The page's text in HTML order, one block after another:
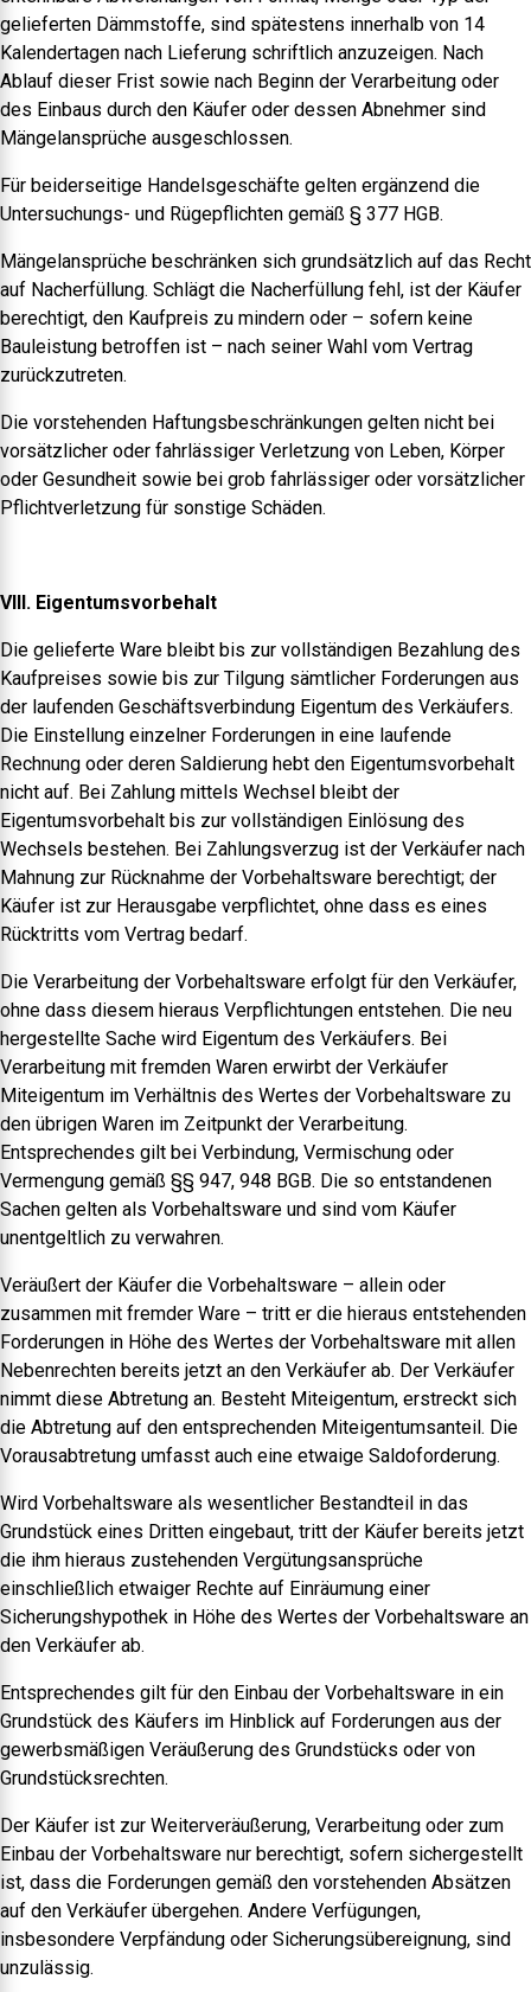
gelieferten Dämmstoffe, sind spätestens innerhalb von 14
Kalendertagen nach Lieferung schriftlich anzuzeigen. Nach
Ablauf dieser Frist sowie nach Beginn der Verarbeitung oder
des Einbaus durch den Käufer oder dessen Abnehmer sind
Mängelansprüche ausgeschlossen.
Für beiderseitige Handelsgeschäfte gelten ergänzend die
Untersuchungs- und Rügepflichten gemäß § 377 HGB.
Mängelansprüche beschränken sich grundsätzlich auf das Recht
auf Nacherfüllung. Schlägt die Nacherfüllung fehl, ist der Käufer
berechtigt, den Kaufpreis zu mindern oder – sofern keine
Bauleistung betroffen ist – nach seiner Wahl vom Vertrag
zurückzutreten.
Die vorstehenden Haftungsbeschränkungen gelten nicht bei
vorsätzlicher oder fahrlässiger Verletzung von Leben, Körper
oder Gesundheit sowie bei grob fahrlässiger oder vorsätzlicher
Pflichtverletzung für sonstige Schäden.
VIII. Eigentumsvorbehalt
Die gelieferte Ware bleibt bis zur vollständigen Bezahlung des
Kaufpreises sowie bis zur Tilgung sämtlicher Forderungen aus
der laufenden Geschäftsverbindung Eigentum des Verkäufers.
Die Einstellung einzelner Forderungen in eine laufende
Rechnung oder deren Saldierung hebt den Eigentumsvorbehalt
nicht auf. Bei Zahlung mittels Wechsel bleibt der
Eigentumsvorbehalt bis zur vollständigen Einlösung des
Wechsels bestehen. Bei Zahlungsverzug ist der Verkäufer nach
Mahnung zur Rücknahme der Vorbehaltsware berechtigt; der
Käufer ist zur Herausgabe verpflichtet, ohne dass es eines
Rücktritts vom Vertrag bedarf.
Die Verarbeitung der Vorbehaltsware erfolgt für den Verkäufer,
ohne dass diesem hieraus Verpflichtungen entstehen. Die neu
hergestellte Sache wird Eigentum des Verkäufers. Bei
Verarbeitung mit fremden Waren erwirbt der Verkäufer
Miteigentum im Verhältnis des Wertes der Vorbehaltsware zu
den übrigen Waren im Zeitpunkt der Verarbeitung.
Entsprechendes gilt bei Verbindung, Vermischung oder
Vermengung gemäß §§ 947, 948 BGB. Die so entstandenen
Sachen gelten als Vorbehaltsware und sind vom Käufer
unentgeltlich zu verwahren.
Veräußert der Käufer die Vorbehaltsware – allein oder
zusammen mit fremder Ware – tritt er die hieraus entstehenden
Forderungen in Höhe des Wertes der Vorbehaltsware mit allen
Nebenrechten bereits jetzt an den Verkäufer ab. Der Verkäufer
nimmt diese Abtretung an. Besteht Miteigentum, erstreckt sich
die Abtretung auf den entsprechenden Miteigentumsanteil. Die
Vorausabtretung umfasst auch eine etwaige Saldoforderung.
Wird Vorbehaltsware als wesentlicher Bestandteil in das
Grundstück eines Dritten eingebaut, tritt der Käufer bereits jetzt
die ihm hieraus zustehenden Vergütungsansprüche
einschließlich etwaiger Rechte auf Einräumung einer
Sicherungshypothek in Höhe des Wertes der Vorbehaltsware an
den Verkäufer ab.
Entsprechendes gilt für den Einbau der Vorbehaltsware in ein
Grundstück des Käufers im Hinblick auf Forderungen aus der
gewerbsmäßigen Veräußerung des Grundstücks oder von
Grundstücksrechten.
Der Käufer ist zur Weiterveräußerung, Verarbeitung oder zum
Einbau der Vorbehaltsware nur berechtigt, sofern sichergestellt
ist, dass die Forderungen gemäß den vorstehenden Absätzen
auf den Verkäufer übergehen. Andere Verfügungen,
insbesondere Verpfändung oder Sicherungsübereignung, sind
unzulässig.